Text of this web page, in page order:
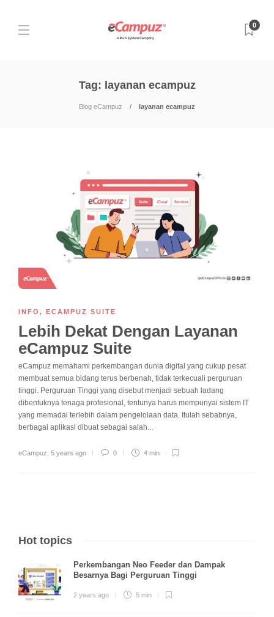
0
Tag: layanan ecampuz
Blog eCampuz layanan ecampuz
INFO , ECAMPUZ SUITE
Lebih Dekat Dengan Layanan
eCampuz Suite
eCampuz memahami perkembangan dunia digital yang cukup pesat
membuat semua bidang terus berbenah, tidak terkecuali perguruan
tinggi. Perguruan Tinggi yang disebut menjadi sebuah ladang
dibentuknya tenaga profesional, tentunya harus mempunyai sistem IT
yang memadai terlebih dalam pengelolaan data. Itulah sebabnya,
berbagai aplikasi dibuat sebagai salah...
eCampuz 5 years ago 0 4 min
Hot topics
Perkembangan Neo Feeder dan Dampak
Besarnya Bagi Perguruan Tinggi
2 years ago 5 min